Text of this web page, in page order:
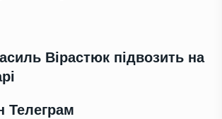
Вірастюк підвозить на
Телеграм